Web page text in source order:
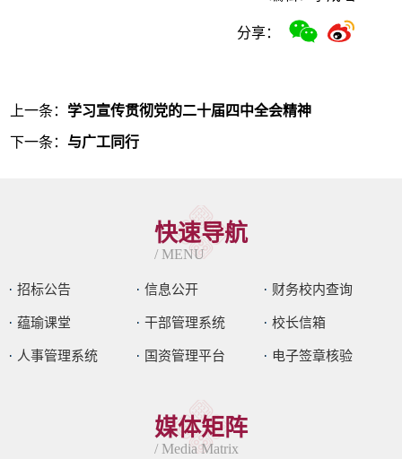
分享：
上一条： 学习宣传贯彻党的二十届四中全会精神
下一条： 与广工同行
快速导航
/ MENU
招标公告 信息公开 财务校内查询
蕴瑜课堂 干部管理系统 校长信箱
人事管理系统 国资管理平台 电子签章核验
媒体矩阵
/ Media Matrix